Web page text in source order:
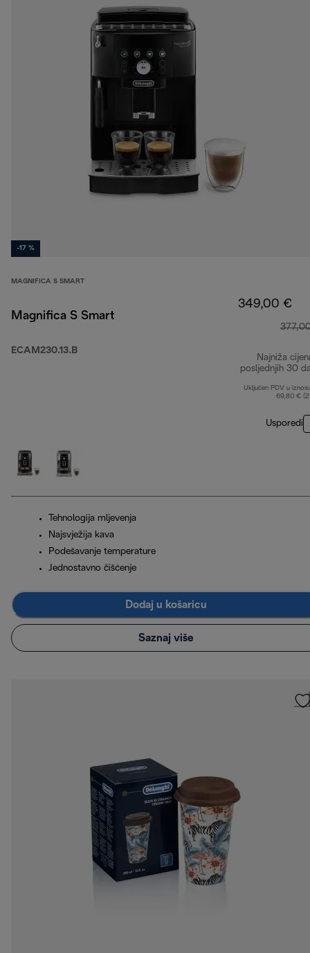
-17 %
MAGNIFICA S SMART
Magnifica S Smart
ECAM230.13.B
349,00 €
Najniža
posljednjih 30
Uključen PDV u
69,80 €
Usporedi
Tehnologija mljevenja
Najsvježija kava
Podešavanje temperature
Jednostavno čišćenje
Dodaj u košaricu
Saznaj više